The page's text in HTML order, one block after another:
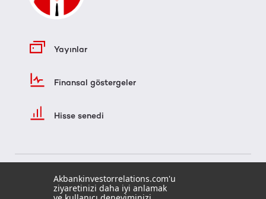
Yayınlar
Finansal göstergeler
Hisse senedi
Akbankinvestorrelations.com'u
ziyaretinizi daha iyi anlamak